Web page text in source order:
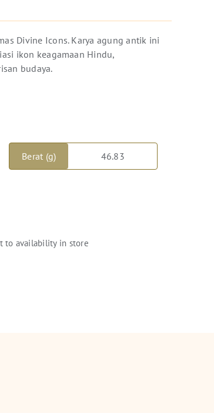
Divine Icons. Karya agung antik ini
ikon keagamaan Hindu,
budaya.
Berat (g) 46.83
to availability in store